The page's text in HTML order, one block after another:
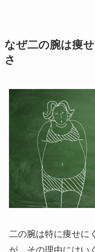
なぜ二の腕は痩
さ
二の腕は特に痩せに
が、その理由にはい